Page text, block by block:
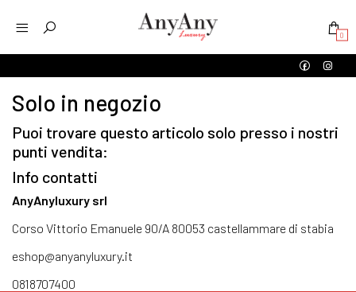
0
Solo in negozio
Puoi trovare questo articolo solo presso i nostri
punti vendita:
Info contatti
AnyAnyluxury srl
Corso Vittorio Emanuele 90/A 80053 castellammare di stabia
eshop@anyanyluxury.it
0818707400